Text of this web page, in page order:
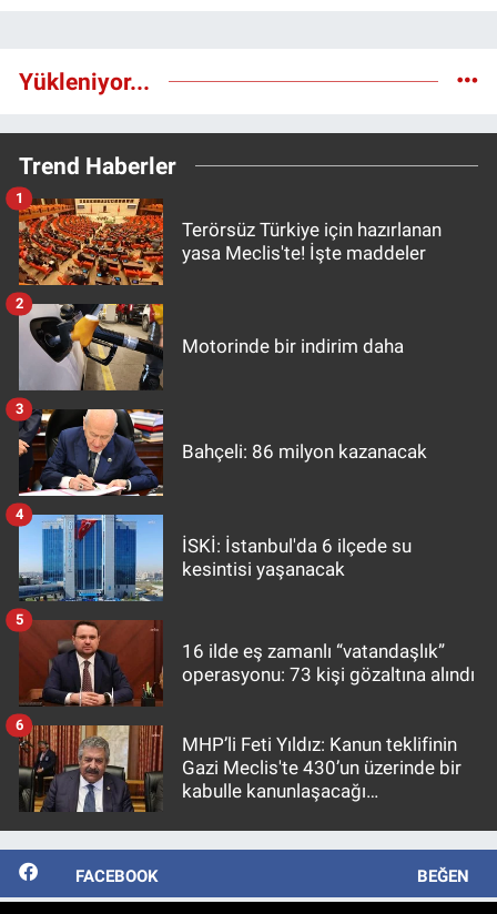
Yükleniyor...
Trend Haberler
Terörsüz Türkiye için hazırlanan
yasa Meclis'te! İşte maddeler
1
Motorinde bir indirim daha
2
Bahçeli: 86 milyon kazanacak
3
İSKİ: İstanbul'da 6 ilçede su
kesintisi yaşanacak
4
16 ilde eş zamanlı “vatandaşlık”
operasyonu: 73 kişi gözaltına alındı
5
MHP’li Feti Yıldız: Kanun teklifinin
Gazi Meclis'te 430’un üzerinde bir
kabulle kanunlaşacağı
6
FACEBOOK BEĞEN